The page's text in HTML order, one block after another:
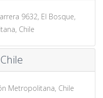
9632, El Bosque,
Chile
Metropolitana, Chile